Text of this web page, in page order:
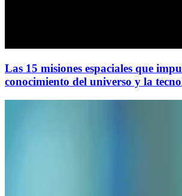
Las 15 misiones espaciales que
conocimiento del universo y la